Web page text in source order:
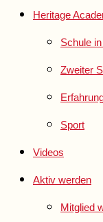
Heritage
Schule
Zweiter
Sport
Videos
Aktiv werden
Mitglied